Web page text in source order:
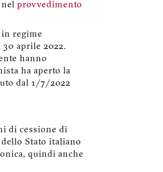
provvedimento
regime
aprile 2022.
hanno
ha aperto la
dal 1/7/2022
di cessione di
Stato italiano
quindi anche